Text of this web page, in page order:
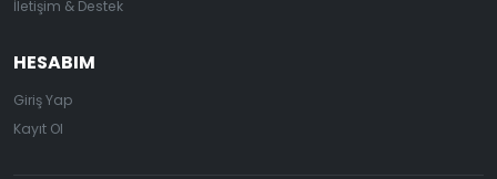
İletişim & Destek
HESABIM
Giriş Yap
Kayıt Ol